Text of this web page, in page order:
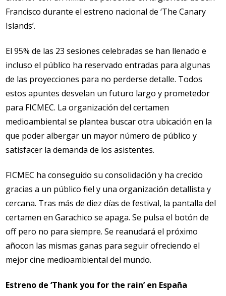
Francisco durante el estreno nacional de ‘The Canary
Islands’.
El 95% de las 23 sesiones celebradas se han llenado e
incluso el público ha reservado entradas para algunas
de las proyecciones para no perderse detalle. Todos
estos apuntes desvelan un futuro largo y prometedor
para FICMEC. La organización del certamen
medioambiental se plantea buscar otra ubicación en la
que poder albergar un mayor número de público y
satisfacer la demanda de los asistentes.
FICMEC ha conseguido su consolidación y ha crecido
gracias a un público fiel y una organización detallista y
cercana. Tras más de diez días de festival, la pantalla del
certamen en Garachico se apaga. Se pulsa el botón de
off pero no para siempre. Se reanudará el próximo
añocon las mismas ganas para seguir ofreciendo el
mejor cine medioambiental del mundo.
Estreno de ‘Thank you for the rain’ en España